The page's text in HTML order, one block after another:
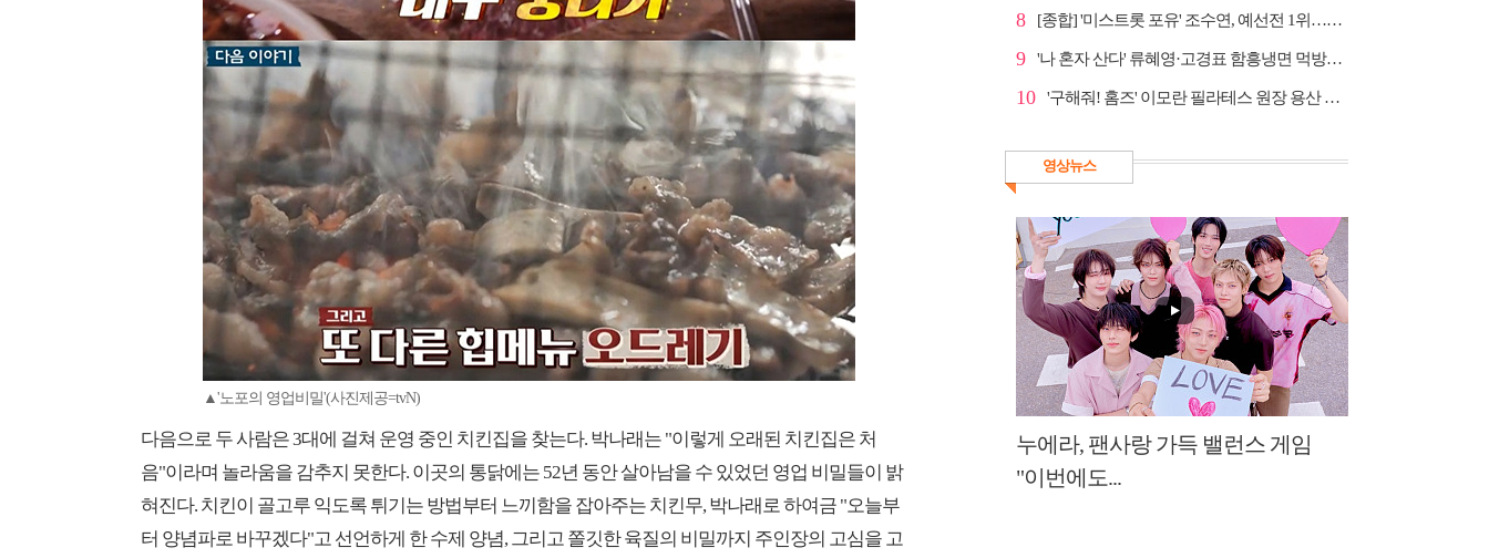
▲'노포의 영업비밀'(사진제공=tvN)
다음으로 두 사람은 3대에 걸쳐 운영 중인 치킨집을 찾는다. 박나래는 "이렇게 오래된 치킨집은 처
음"이라며 놀라움을 감추지 못한다. 이곳의 통닭에는 52년 동안 살아남을 수 있었던 영업 비밀들이 밝
혀진다. 치킨이 골고루 익도록 튀기는 방법부터 느끼함을 잡아주는 치킨무, 박나래로 하여금 "오늘부
터 양념파로 바꾸겠다"고 선언하게 한 수제 양념, 그리고 쫄깃한 육질의 비밀까지 주인장의 고심을 고
8 [종합] '미스트롯 포유' 조수연, 예선전 1위…신윤승 지...
9 '나 혼자 산다' 류혜영·고경표 함흥냉면 먹방→남산 산책
10 '구해줘! 홈즈' 이모란 필라테스 원장 용산 아파트 방...
영상뉴스
누에라, 팬사랑 가득 밸런스 게임
"이번에도...